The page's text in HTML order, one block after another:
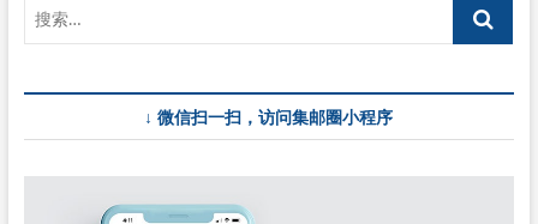
↓ 微信扫一扫，访问集邮圈小程序